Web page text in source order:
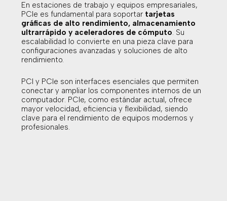
En estaciones de trabajo y equipos empresariales,
PCIe es fundamental para soportar tarjetas
gráficas de alto rendimiento, almacenamiento
ultrarrápido y aceleradores de cómputo. Su
escalabilidad lo convierte en una pieza clave para
configuraciones avanzadas y soluciones de alto
rendimiento.
PCI y PCIe son interfaces esenciales que permiten
conectar y ampliar los componentes internos de un
computador. PCIe, como estándar actual, ofrece
mayor velocidad, eficiencia y flexibilidad, siendo
clave para el rendimiento de equipos modernos y
profesionales.